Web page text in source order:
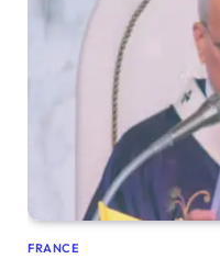
FRANCE